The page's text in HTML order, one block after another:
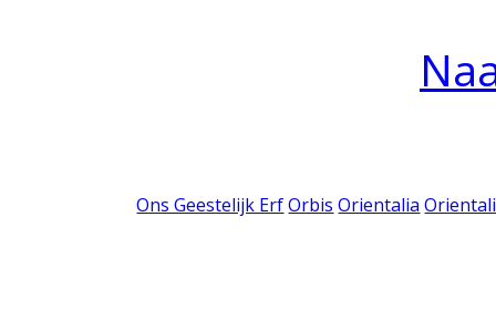
Ons Geestelijk Erf Orbis Orientalia